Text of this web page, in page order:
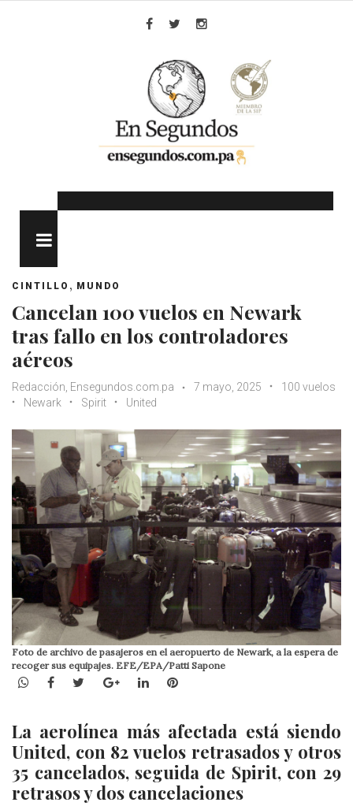
CINTILLO , MUNDO
Cancelan 100 vuelos en Newark
tras fallo en los controladores
aéreos
Redacción, Ensegundos.com.pa 7 mayo, 2025
100 vuelos
Newark
Spirit United
Foto de archivo de pasajeros en el aeropuerto de Newark, a la espera de
recoger sus equipajes. EFE/EPA/Patti Sapone
WhatsApp
Facebook
TwitterGoogle+LinkedInPinterest
La aerolínea más afectada está siendo
United, con 82 vuelos retrasados y otros
35 cancelados, seguida de Spirit, con 29
retrasos y dos cancelaciones